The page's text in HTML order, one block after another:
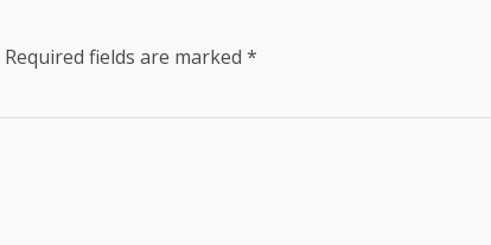
Required fields are marked *